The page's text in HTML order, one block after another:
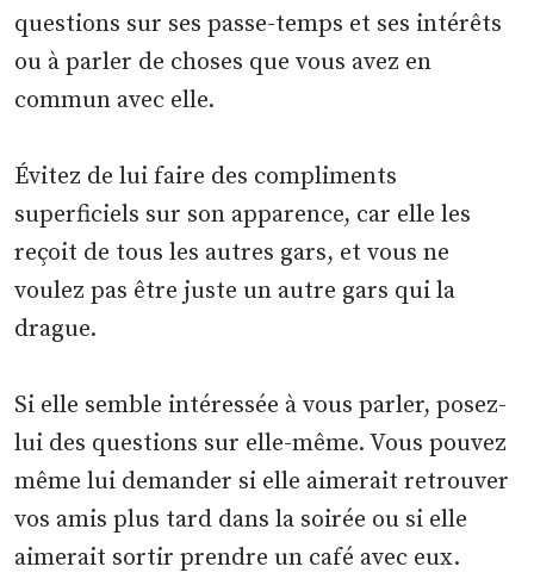
questions sur ses passe-temps et ses intérêts
ou à parler de choses que vous avez en
commun avec elle.
Évitez de lui faire des compliments
superficiels sur son apparence, car elle les
reçoit de tous les autres gars, et vous ne
voulez pas être juste un autre gars qui la
drague.
Si elle semble intéressée à vous parler, posez-
lui des questions sur elle-même. Vous pouvez
même lui demander si elle aimerait retrouver
vos amis plus tard dans la soirée ou si elle
aimerait sortir prendre un café avec eux.